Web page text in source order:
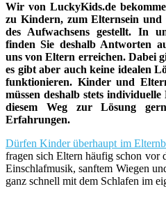
Wir von LuckyKids.de
zu Kindern, zum Elternsein und
des Aufwachsens gestellt. In
finden Sie deshalb Antworten
uns von Eltern erreichen. Dabei
es gibt aber auch keine idealen
funktionieren. Kinder und
müssen deshalb stets
diesem Weg zur Lösung
Erfahrungen.
Dürfen Kinder überhaupt im
fragen sich Eltern häufig schon vor
Einschlafmusik, sanftem Wiegen
ganz schnell mit dem Schlafen im